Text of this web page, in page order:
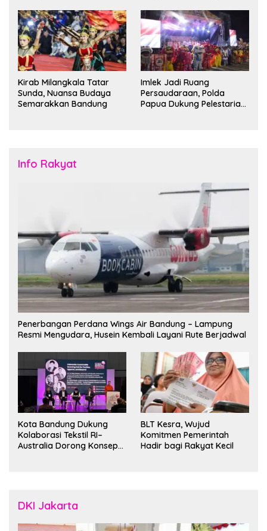
Duta Besar
Kirab Milangkala Tatar
Sunda, Nuansa Budaya
Semarakkan Bandung
Imlek Jadi Ruang
Persaudaraan, Polda
Papua Dukung Pelestarian
Info Rakyat
Penerbangan Perdana Wings Air Bandung – Lampung
Resmi Mengudara, Husein Kembali Layani Rute Berjadwal
Kota Bandung Dukung
Kolaborasi Tekstil RI–
Australia Dorong Konsep
BLT Kesra, Wujud
Komitmen Pemerintah
Hadir bagi Rakyat Kecil
DKI Jakarta